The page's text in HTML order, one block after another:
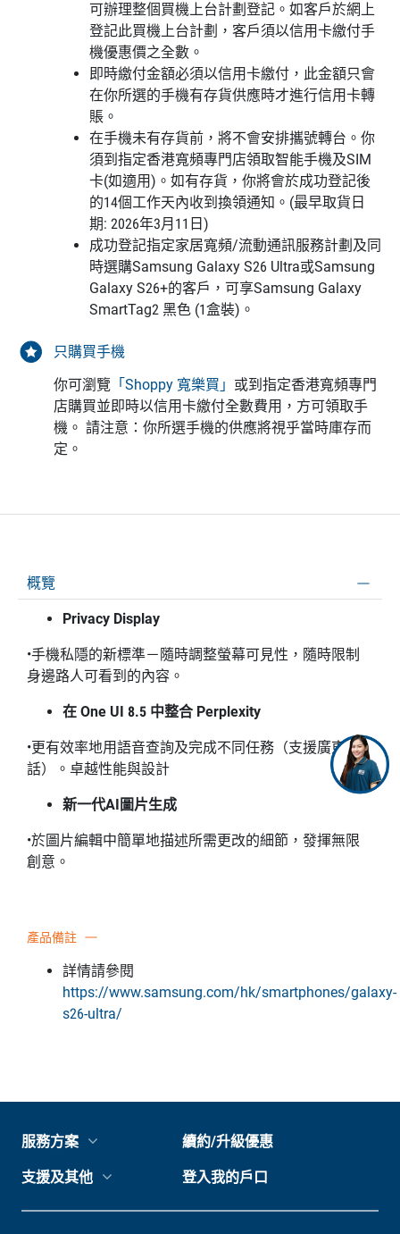
可辦理整個買機上台計劃登記。如客戶於網上
登記此買機上台計劃，客戶須以信用卡繳付手
機優惠價之全數。
即時繳付金額必須以信用卡繳付，此金額只會
在你所選的手機有存貨供應時才進行信用卡轉
賬。
在手機未有存貨前，將不會安排攜號轉台。你
須到指定香港寬頻專門店領取智能手機及SIM
卡(如適用)。如有存貨，你將會於成功登記後
的14個工作天內收到換領通知。(最早取貨日
期: 2026年3月11日)
成功登記指定家居寬頻/流動通訊服務計劃及同
時選購Samsung Galaxy S26 Ultra或Samsung
Galaxy S26+的客戶，可享Samsung Galaxy
SmartTag2 黑色 (1盒裝)。
只購買手機
你可瀏覽 「Shoppy 寬樂買」 或到指定香港寬頻專門
店購買並即時以信用卡繳付全數費用，方可領取手
機。 請注意：你所選手機的供應將視乎當時庫存而
定。
概覽
Privacy Display
•手機私隱的新標準－隨時調整螢幕可見性，隨時限制
身邊路人可看到的內容。
在 One UI 8.5 中整合 Perplexity
•更有效率地用語音查詢及完成不同任務（支援廣東
話）。卓越性能與設計
新一代AI圖片生成
•於圖片編輯中簡單地描述所需更改的細節，發揮無限
創意。
產品備註
詳情請參閱
https://www.samsung.com/hk/smartphones/galaxy-
s26-ultra/
服務方案 續約/升級優惠
支援及其他 登入我的戶口